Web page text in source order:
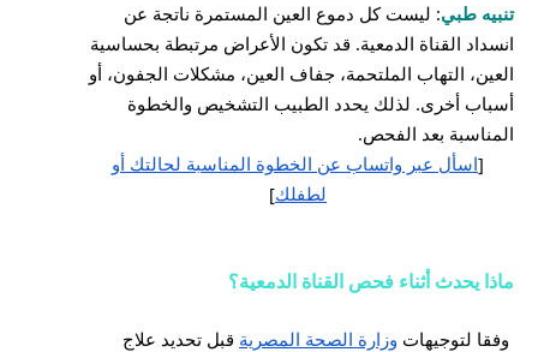
تنبيه طبي: ليست كل دموع العين المستمرة ناتجة عن
انسداد القناة الدمعية. قد تكون الأعراض مرتبطة بحساسية
العين، التهاب الملتحمة، جفاف العين، مشكلات الجفون، أو
أسباب أخرى. لذلك يحدد الطبيب التشخيص والخطوة
المناسبة بعد الفحص.
[اسأل عبر واتساب عن الخطوة المناسبة لحالتك أو
لطفلك]
ماذا يحدث أثناء فحص القناة الدمعية؟
وفقا لتوجيهات وزارة الصحة المصرية قبل تحديد علاج